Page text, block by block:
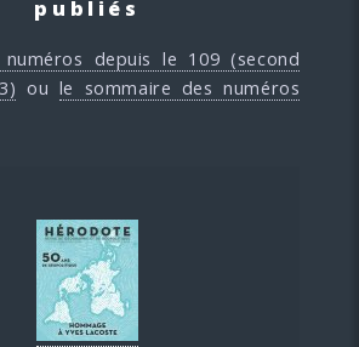
publiés
depuis le 109 (second
ou le sommaire des numéros